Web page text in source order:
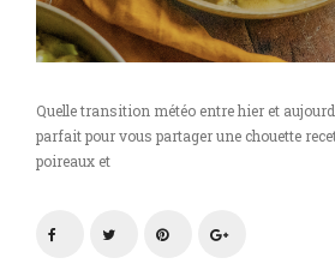
Quelle transition météo entre hier et
parfait pour vous partager une chouette
poireaux et